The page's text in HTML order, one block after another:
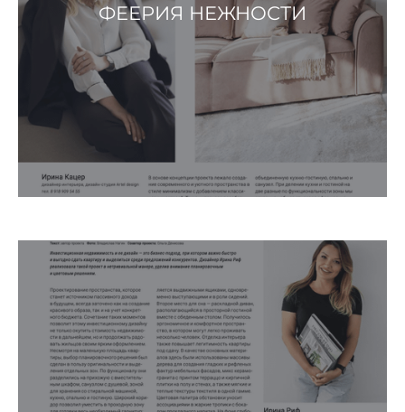
ФЕЕРИЯ НЕЖНОСТИ